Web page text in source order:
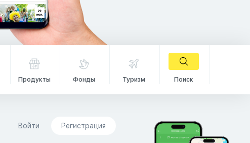
Продукты Фонды Туризм Поиск
Войти Регистрация